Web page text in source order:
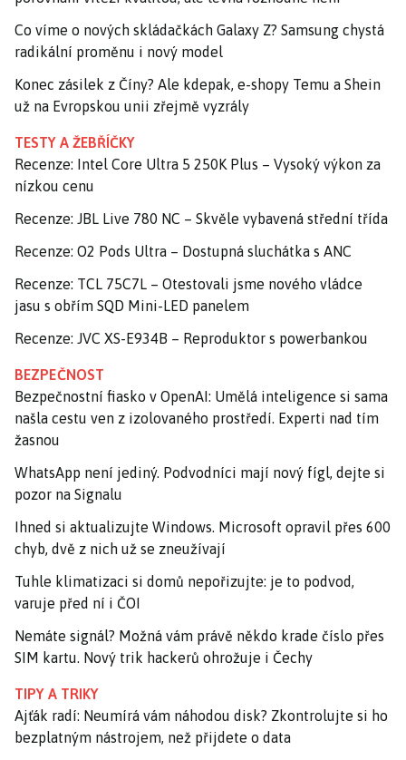
Co víme o nových skládačkách Galaxy Z? Samsung chystá
radikální proměnu i nový model
Konec zásilek z Číny? Ale kdepak, e-shopy Temu a Shein
už na Evropskou unii zřejmě vyzrály
TESTY A ŽEBŘÍČKY
Recenze: Intel Core Ultra 5 250K Plus – Vysoký výkon za
nízkou cenu
Recenze: JBL Live 780 NC – Skvěle vybavená střední třída
Recenze: O2 Pods Ultra – Dostupná sluchátka s ANC
Recenze: TCL 75C7L – Otestovali jsme nového vládce
jasu s obřím SQD Mini-LED panelem
Recenze: JVC XS-E934B – Reproduktor s powerbankou
BEZPEČNOST
Bezpečnostní fiasko v OpenAI: Umělá inteligence si sama
našla cestu ven z izolovaného prostředí. Experti nad tím
žasnou
WhatsApp není jediný. Podvodníci mají nový fígl, dejte si
pozor na Signalu
Ihned si aktualizujte Windows. Microsoft opravil přes 600
chyb, dvě z nich už se zneužívají
Tuhle klimatizaci si domů nepořizujte: je to podvod,
varuje před ní i ČOI
Nemáte signál? Možná vám právě někdo krade číslo přes
SIM kartu. Nový trik hackerů ohrožuje i Čechy
TIPY A TRIKY
Ajťák radí: Neumírá vám náhodou disk? Zkontrolujte si ho
bezplatným nástrojem, než přijdete o data